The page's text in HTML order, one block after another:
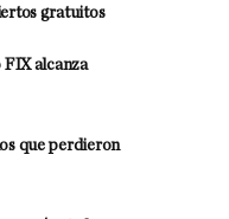
gratuitos
FIX alcanza
que perdieron